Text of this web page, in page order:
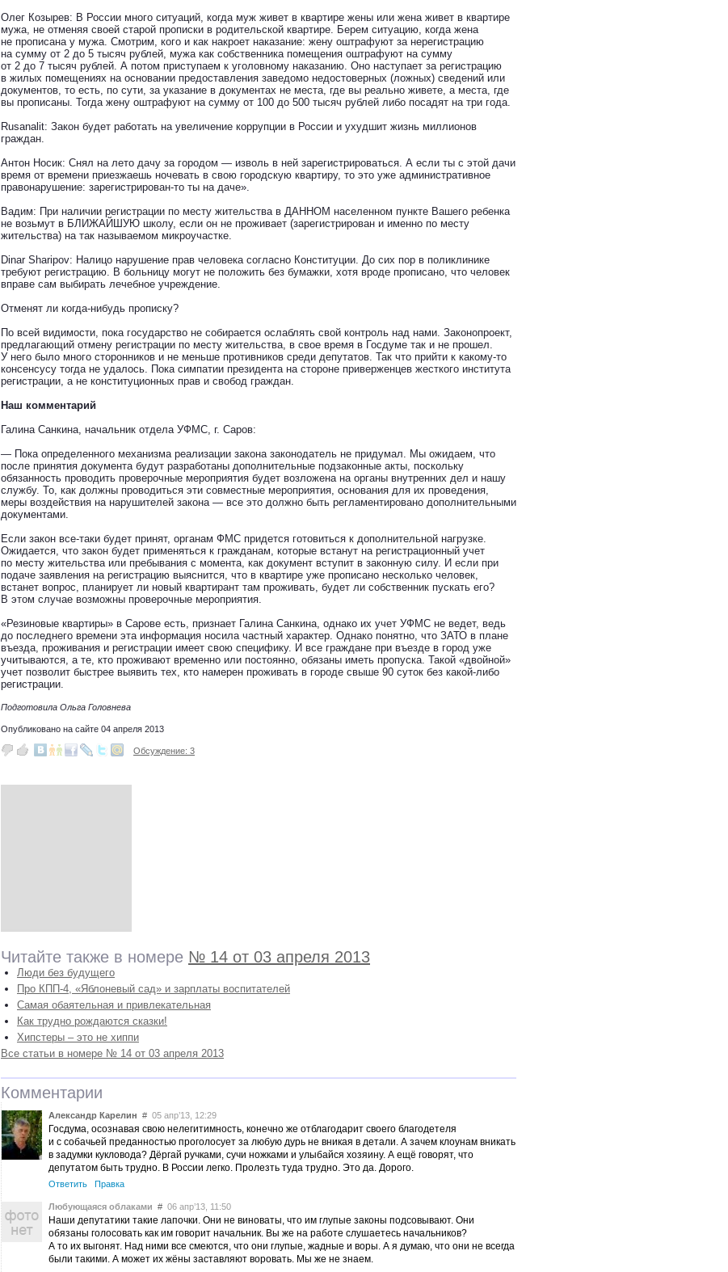
Олег Козырев: В России много ситуаций, когда муж живет в квартире жены или жена живет в квартире
мужа, не отменяя своей старой прописки в родительской квартире. Берем ситуацию, когда жена
не прописана у мужа. Смотрим, кого и как накроет наказание: жену оштрафуют за нерегистрацию
на сумму от 2 до 5 тысяч рублей, мужа как собственника помещения оштрафуют на сумму
от 2 до 7 тысяч рублей. А потом приступаем к уголовному наказанию. Оно наступает за регистрацию
в жилых помещениях на основании предоставления заведомо недостоверных (ложных) сведений или
документов, то есть, по сути, за указание в документах не места, где вы реально живете, а места, где
вы прописаны. Тогда жену оштрафуют на сумму от 100 до 500 тысяч рублей либо посадят на три года.
Rusanalit: Закон будет работать на увеличение коррупции в России и ухудшит жизнь миллионов
граждан.
Антон Носик: Снял на лето дачу за городом — изволь в ней зарегистрироваться. А если ты с этой дачи
время от времени приезжаешь ночевать в свою городскую квартиру, то это уже административное
правонарушение: зарегистрирован-то ты на даче».
Вадим: При наличии регистрации по месту жительства в ДАННОМ населенном пункте Вашего ребенка
не возьмут в БЛИЖАЙШУЮ школу, если он не проживает (зарегистрирован и именно по месту
жительства) на так называемом микроучастке.
Dinar Sharipov: Налицо нарушение прав человека согласно Конституции. До сих пор в поликлинике
требуют регистрацию. В больницу могут не положить без бумажки, хотя вроде прописано, что человек
вправе сам выбирать лечебное учреждение.
Отменят ли когда-нибудь прописку?
По всей видимости, пока государство не собирается ослаблять свой контроль над нами. Законопроект,
предлагающий отмену регистрации по месту жительства, в свое время в Госдуме так и не прошел.
У него было много сторонников и не меньше противников среди депутатов. Так что прийти к какому-то
консенсусу тогда не удалось. Пока симпатии президента на стороне приверженцев жесткого института
регистрации, а не конституционных прав и свобод граждан.
Наш комментарий
Галина Санкина, начальник отдела УФМС, г. Саров:
— Пока определенного механизма реализации закона законодатель не придумал. Мы ожидаем, что
после принятия документа будут разработаны дополнительные подзаконные акты, поскольку
обязанность проводить проверочные мероприятия будет возложена на органы внутренних дел и нашу
службу. То, как должны проводиться эти совместные мероприятия, основания для их проведения,
меры воздействия на нарушителей закона — все это должно быть регламентировано дополнительными
документами.
Если закон все-таки будет принят, органам ФМС придется готовиться к дополнительной нагрузке.
Ожидается, что закон будет применяться к гражданам, которые встанут на регистрационный учет
по месту жительства или пребывания с момента, как документ вступит в законную силу. И если при
подаче заявления на регистрацию выяснится, что в квартире уже прописано несколько человек,
встанет вопрос, планирует ли новый квартирант там проживать, будет ли собственник пускать его?
В этом случае возможны проверочные мероприятия.
«Резиновые квартиры» в Сарове есть, признает Галина Санкина, однако их учет УФМС не ведет, ведь
до последнего времени эта информация носила частный характер. Однако понятно, что ЗАТО в плане
въезда, проживания и регистрации имеет свою специфику. И все граждане при въезде в город уже
учитываются, а те, кто проживают временно или постоянно, обязаны иметь пропуска. Такой «двойной»
учет позволит быстрее выявить тех, кто намерен проживать в городе свыше 90 суток без какой-либо
регистрации.
Подготовила Ольга Головнева
Опубликовано на сайте 04 апреля 2013
Обсуждение: 3
Читайте также в номере № 14 от 03 апреля 2013
Люди без будущего
Про КПП-4, «Яблоневый сад» и зарплаты воспитателей
Самая обаятельная и привлекательная
Как трудно рождаются сказки!
Хипстеры – это не хиппи
Все статьи в номере № 14 от 03 апреля 2013
Комментарии
Александр Карелин # 05 апр’13, 12:29
Госдума, осознавая свою нелегитимность, конечно же отблагодарит своего благодетеля
и с собачьей преданностью проголосует за любую дурь не вникая в детали. А зачем клоунам вникать
в задумки кукловода? Дёргай ручками, сучи ножками и улыбайся хозяину. А ещё говорят, что
депутатом быть трудно. В России легко. Пролезть туда трудно. Это да. Дорого.
Ответить Правка
Любующаяся облаками # 06 апр’13, 11:50
Наши депутатики такие лапочки. Они не виноваты, что им глупые законы подсовывают. Они
обязаны голосовать как им говорит начальник. Вы же на работе слушаетесь начальников?
А то их выгонят. Над ними все смеются, что они глупые, жадные и воры. А я думаю, что они не всегда
были такими. А может их жёны заставляют воровать. Мы же не знаем.